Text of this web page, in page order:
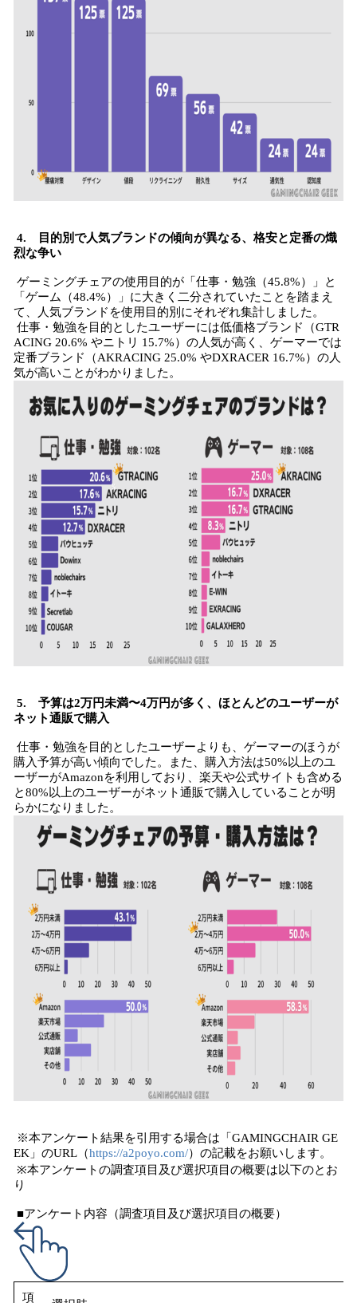
4. 目的別で人気ブランドの傾向が異なる、格安と定番の熾
烈な争い
ゲーミングチェアの使用目的が「仕事・勉強（45.8%）」と
「ゲーム（48.4%）」に大きく二分されていたことを踏まえ
て、人気ブランドを使用目的別にそれぞれ集計しました。
仕事・勉強を目的としたユーザーには低価格ブランド（GTR
ACING 20.6% やニトリ 15.7%）の人気が高く、ゲーマーでは
定番ブランド（AKRACING 25.0% やDXRACER 16.7%）の人
気が高いことがわかりました。
5. 予算は2万円未満〜4万円が多く、ほとんどのユーザーが
ネット通販で購入
仕事・勉強を目的としたユーザーよりも、ゲーマーのほうが
購入予算が高い傾向でした。また、購入方法は50%以上のユ
ーザーがAmazonを利用しており、楽天や公式サイトも含める
と80%以上のユーザーがネット通販で購入していることが明
らかになりました。
※本アンケート結果を引用する場合は「GAMINGCHAIR GE
EK」のURL（https://a2poyo.com/）の記載をお願いします。
※本アンケートの調査項目及び選択項目の概要は以下のとお
り
■アンケート内容（調査項目及び選択項目の概要）
項